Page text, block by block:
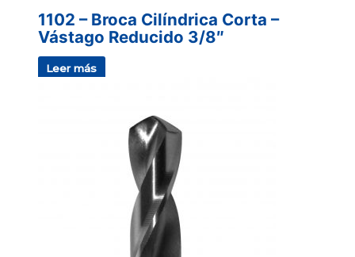
1102 – Broca Cilíndrica Corta –
Vástago Reducido 3/8″
Leer más